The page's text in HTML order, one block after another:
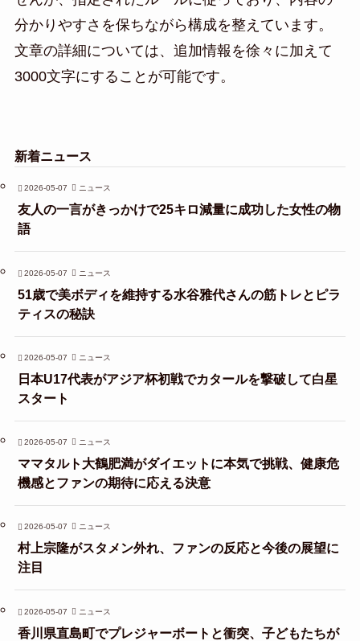
分かりやすさを保ちながら構成を整えています。
文章の詳細については、追加情報を徐々に加えて
3000文字にすることが可能です。
新着ニュース
2026-05-07 ニュース
友人の一言がきっかけで25キロ減量に成功した女性の物
語
2026-05-07 ニュース
51歳で美ボディを維持する水谷雅代さんの筋トレとピラ
ティスの秘訣
2026-05-07 ニュース
日本U17代表がアジア杯初戦でカタールを撃破して白星
スタート
2026-05-07 ニュース
ママタルト大鶴肥満がダイエットに本気で挑戦、健康危
機感とファンの期待に応える決意
2026-05-07 ニュース
村上宗隆がスタメン外れ、ファンの反応と今後の展望に
注目
2026-05-07 ニュース
香川県直島町でプレジャーボートと衝突、子どもたちが